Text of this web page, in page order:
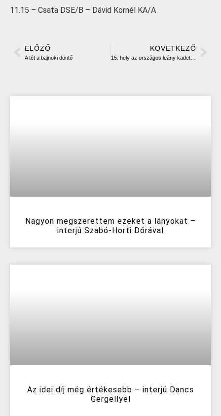
11.15 – Csata DSE/B – Dávid Kornél KA/A
ELŐZŐ
A tét a bajnoki döntő
KÖVETKEZŐ
15. hely az országos leány kadett bajnokságban
Nagyon megszerettem ezeket a lányokat –
interjú Szabó-Horti Dórával
Az idei díj még értékesebb – interjú Dancs
Gergellyel